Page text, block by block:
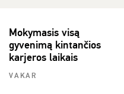
Mokymasis visą
gyvenimą kintančios
karjeros laikais
VAKAR